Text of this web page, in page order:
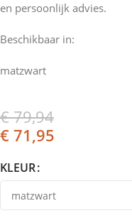
en persoonlijk advies.
Beschikbaar in:
matzwart
€79,94
€ 71,95
KLEUR